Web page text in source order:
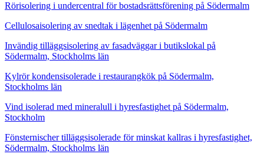
Rörisolering i undercentral för bostadsrättsförening på Södermalm
Cellulosaisolering av snedtak i lägenhet på Södermalm
Invändig tilläggsisolering av fasadväggar i butikslokal på
Södermalm, Stockholms län
Kylrör kondensisolerade i restaurangkök på Södermalm,
Stockholms län
Vind isolerad med mineralull i hyresfastighet på Södermalm,
Stockholm
Fönsternischer tilläggsisolerade för minskat kallras i hyresfastighet,
Södermalm, Stockholms län